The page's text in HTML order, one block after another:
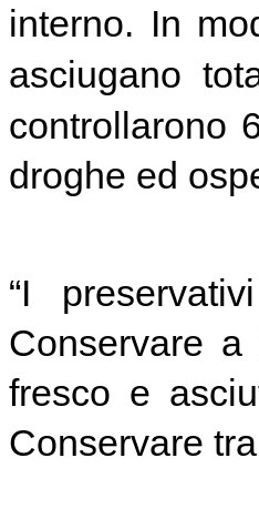
interno. In
asciugano
controllarono
droghe ed
“I
Conservare
fresco e
Conservare